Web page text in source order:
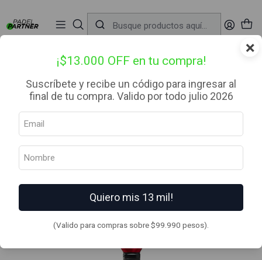
×
¡$13.000 OFF en tu compra!
Suscríbete y recibe un código para ingresar al
final de tu compra. Valido por todo julio 2026
Quiero mis 13 mil!
(Valido para compras sobre $99.990 pesos).
📦 Envío Gratis desde $99.990 — Entrega en RM el mismo día🔥Compra
antes de las 12:00 hrs (día hábil) y recibe hoy mismo.